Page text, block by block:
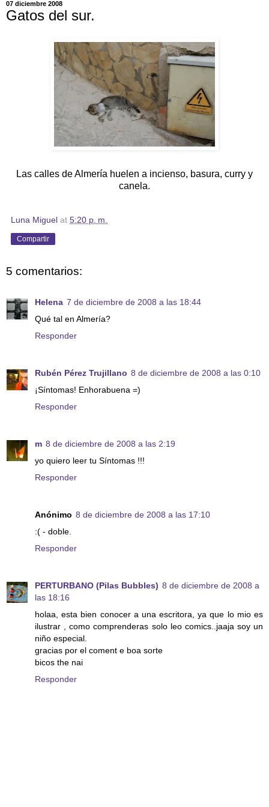
07 diciembre 2008
Gatos del sur.
Las calles de Almería huelen a incienso, basura, curry y
canela.
Luna Miguel at 5:20 p. m.
Compartir
5 comentarios:
Helena 7 de diciembre de 2008 a las 18:44
Qué tal en Almería?
Responder
Rubén Pérez Trujillano 8 de diciembre de 2008 a las 0:10
¡Síntomas! Enhorabuena =)
Responder
m 8 de diciembre de 2008 a las 2:19
yo quiero leer tu Síntomas !!!
Responder
Anónimo 8 de diciembre de 2008 a las 17:10
:( - doble.
Responder
PERTURBANO (Pilas Bubbles) 8 de diciembre de 2008 a
las 18:16
holaa, esta bien conocer a una escritora, ya que lo mio es
ilustrar , como comprenderas solo leo comics..jaaja soy un
niño especial.
gracias por el coment e boa sorte
bicos the nai
Responder